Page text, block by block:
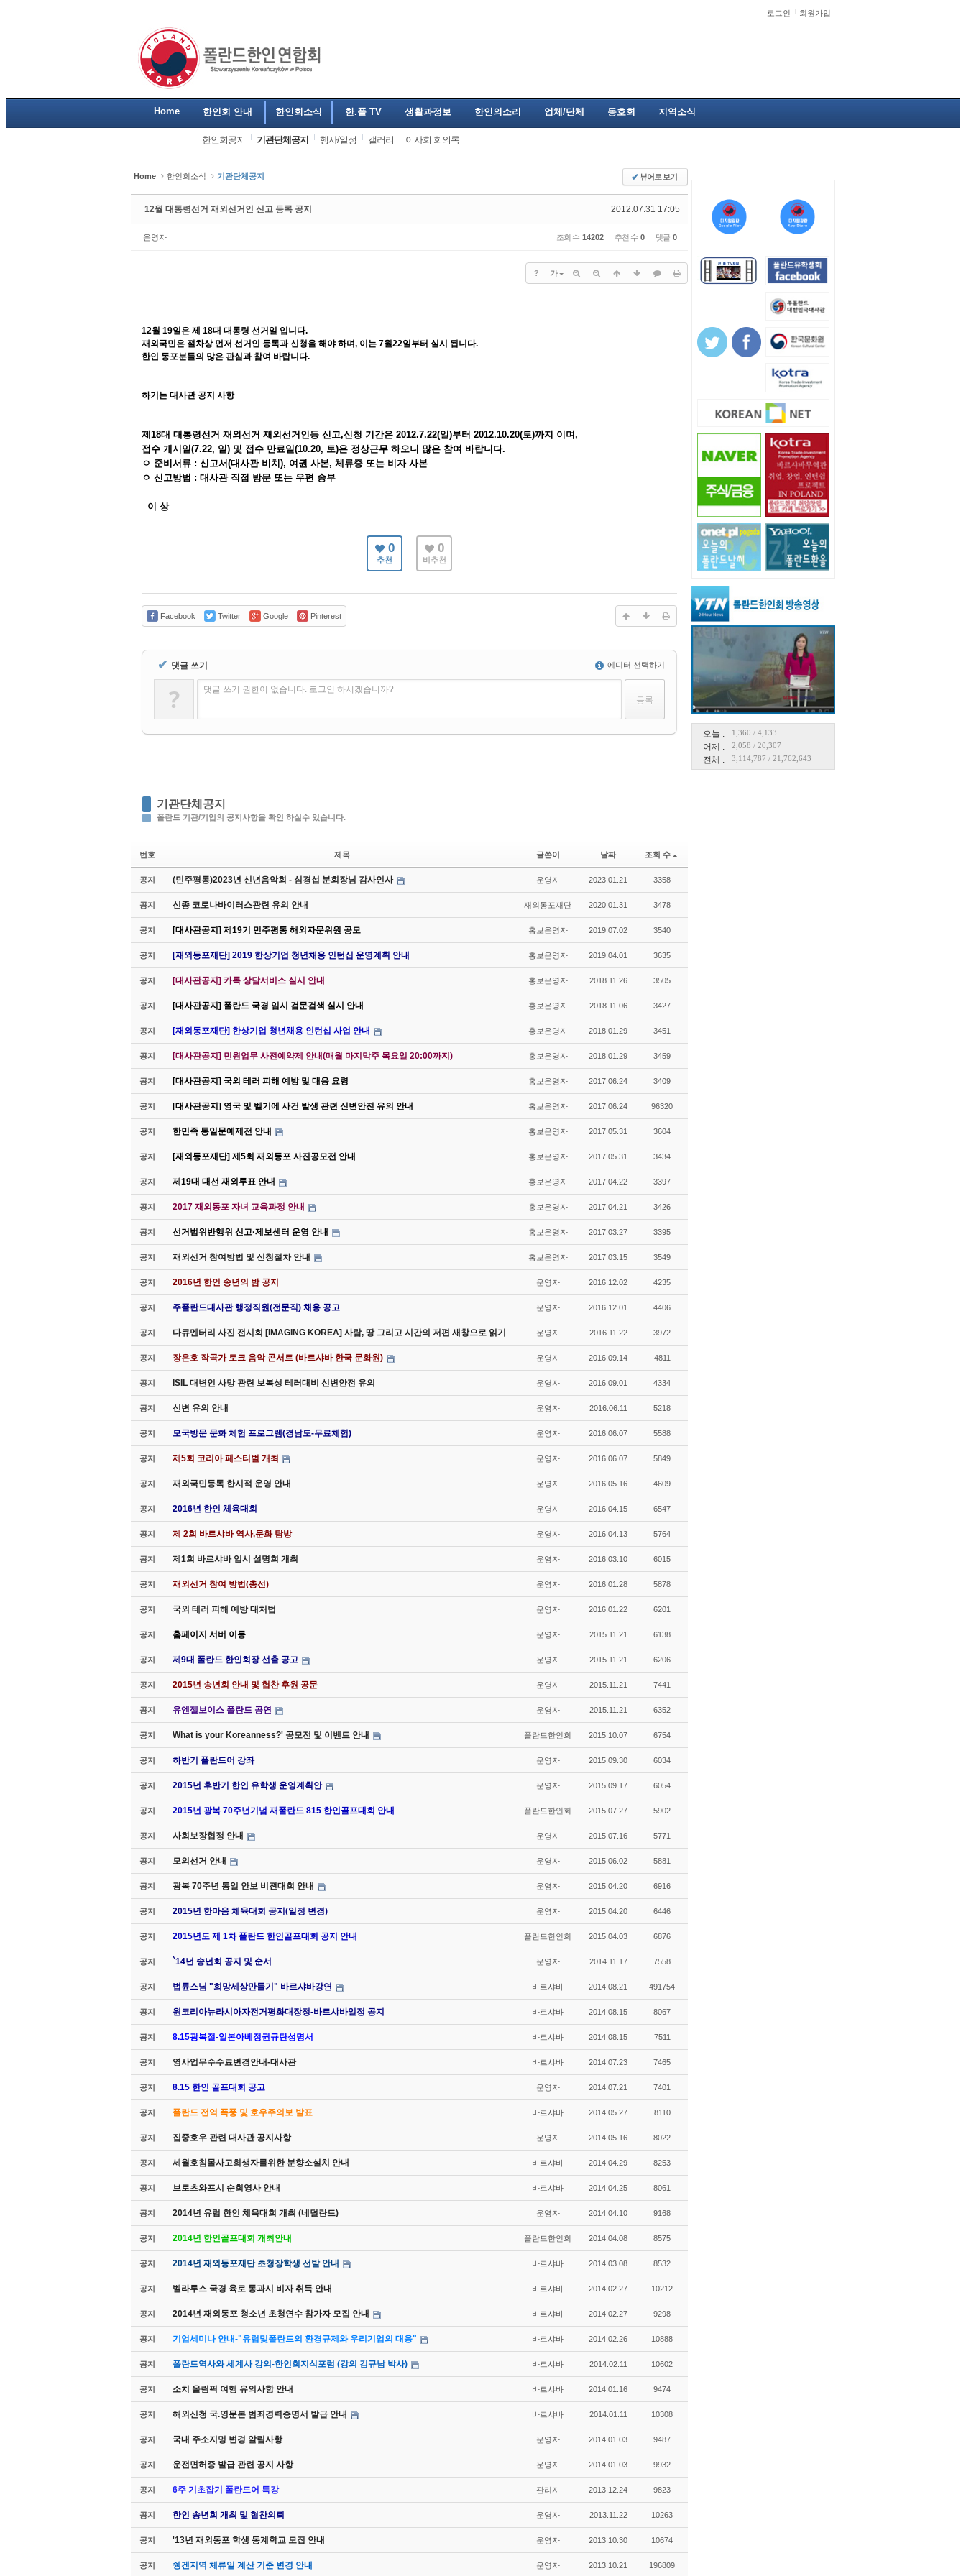
로그인 회원가입
Home 한인회 안내 한인회소식 한.폴 TV 생활과정보 한인의소리 업체/단체 동호회 지역소식
한인회공지 기관단체공지 행사/일정 갤러리 이사회 회의록
오늘 : 1,360 / 4,133
어제 : 2,058 / 20,307
전체 : 3,114,787 / 21,762,643
Home 한인회소식 기관단체공지 ✔뷰어로 보기
2012.07.31 17:05
12월 대통령선거 재외선거인 신고 등록 공지
운영자 조회 수 14202 추천 수 0 댓글 0
? 가
12월 19일은 제 18대 대통령 선거일 입니다.
재외국민은 절차상 먼저 선거인 등록과 신청을 해야 하며, 이는 7월22일부터 실시 됩니다.
한인 동포분들의 많은 관심과 참여 바랍니다.
하기는 대사관 공지 사항
제18대 대통령선거 재외선거 재외선거인등 신고,신청 기간은 2012.7.22(일)부터 2012.10.20(토)까지 이며,
접수 개시일(7.22, 일) 및 접수 만료일(10.20, 토)은 정상근무 하오니 많은 참여 바랍니다.
ㅇ 준비서류 : 신고서(대사관 비치), 여권 사본, 체류증 또는 비자 사본
ㅇ 신고방법 : 대사관 직접 방문 또는 우편 송부
이 상
0
추천
0
비추천
Facebook Twitter Google Pinterest
✔ 댓글 쓰기 에디터 선택하기
? 댓글 쓰기 권한이 없습니다. 로그인 하시겠습니까?
기관단체공지
폴란드 기관/기업의 공지사항을 확인 하실수 있습니다.
번호 제목 글쓴이 날짜 조회 수
공지 (민주평통)2023년 신년음악회 - 심경섭 분회장님 감사인사 운영자 2023.01.21 3358
공지 신종 코로나바이러스관련 유의 안내 재외동포재단 2020.01.31 3478
공지 [대사관공지] 제19기 민주평통 해외자문위원 공모 홍보운영자 2019.07.02 3540
공지 [재외동포재단] 2019 한상기업 청년채용 인턴십 운영계획 안내 홍보운영자 2019.04.01 3635
공지 [대사관공지] 카톡 상담서비스 실시 안내 홍보운영자 2018.11.26 3505
공지 [대사관공지] 폴란드 국경 임시 검문검색 실시 안내 홍보운영자 2018.11.06 3427
공지 [재외동포재단] 한상기업 청년채용 인턴십 사업 안내 홍보운영자 2018.01.29 3451
공지 [대사관공지] 민원업무 사전예약제 안내(매월 마지막주 목요일 20:00까지) 홍보운영자 2018.01.29 3459
공지 [대사관공지] 국외 테러 피해 예방 및 대응 요령 홍보운영자 2017.06.24 3409
공지 [대사관공지] 영국 및 벨기에 사건 발생 관련 신변안전 유의 안내 홍보운영자 2017.06.24 96320
공지 한민족 통일문예제전 안내 홍보운영자 2017.05.31 3604
공지 [재외동포재단] 제5회 재외동포 사진공모전 안내 홍보운영자 2017.05.31 3434
공지 제19대 대선 재외투표 안내 홍보운영자 2017.04.22 3397
공지 2017 재외동포 자녀 교육과정 안내 홍보운영자 2017.04.21 3426
공지 선거법위반행위 신고·제보센터 운영 안내 홍보운영자 2017.03.27 3395
공지 재외선거 참여방법 및 신청절차 안내 홍보운영자 2017.03.15 3549
공지 2016년 한인 송년의 밤 공지 운영자 2016.12.02 4235
공지 주폴란드대사관 행정직원(전문직) 채용 공고 운영자 2016.12.01 4406
공지 다큐멘터리 사진 전시회 [IMAGING KOREA] 사람, 땅 그리고 시간의 저편 새창으로 읽기 운영자 2016.11.22 3972
공지 장은호 작곡가 토크 음악 콘서트 (바르샤바 한국 문화원) 운영자 2016.09.14 4811
공지 ISIL 대변인 사망 관련 보복성 테러대비 신변안전 유의 운영자 2016.09.01 4334
공지 신변 유의 안내 운영자 2016.06.11 5218
공지 모국방문 문화 체험 프로그램(경남도-무료체험) 운영자 2016.06.07 5588
공지 제5회 코리아 페스티벌 개최 운영자 2016.06.07 5849
공지 재외국민등록 한시적 운영 안내 운영자 2016.05.16 4609
공지 2016년 한인 체육대회 운영자 2016.04.15 6547
공지 제 2회 바르샤바 역사,문화 탐방 운영자 2016.04.13 5764
공지 제1회 바르샤바 입시 설명회 개최 운영자 2016.03.10 6015
공지 재외선거 참여 방법(총선) 운영자 2016.01.28 5878
공지 국외 테러 피해 예방 대처법 운영자 2016.01.22 6201
공지 홈페이지 서버 이동 운영자 2015.11.21 6138
공지 제9대 폴란드 한인회장 선출 공고 운영자 2015.11.21 6206
공지 2015년 송년회 안내 및 협찬 후원 공문 운영자 2015.11.21 7441
공지 유엔젤보이스 폴란드 공연 운영자 2015.11.21 6352
공지 What is your Koreanness?' 공모전 및 이벤트 안내 폴란드한인회 2015.10.07 6754
공지 하반기 폴란드어 강좌 운영자 2015.09.30 6034
공지 2015년 후반기 한인 유학생 운영계획안 운영자 2015.09.17 6054
공지 2015년 광복 70주년기념 재폴란드 815 한인골프대회 안내 폴란드한인회 2015.07.27 5902
공지 사회보장협정 안내 운영자 2015.07.16 5771
공지 모의선거 안내 운영자 2015.06.02 5881
공지 광복 70주년 통일 안보 비젼대회 안내 운영자 2015.04.20 6916
공지 2015년 한마음 체육대회 공지(일정 변경) 운영자 2015.04.20 6446
공지 2015년도 제 1차 폴란드 한인골프대회 공지 안내 폴란드한인회 2015.04.03 6876
공지 `14년 송년회 공지 및 순서 운영자 2014.11.17 7558
공지 법륜스님 "희망세상만들기" 바르샤바강연 바르샤바 2014.08.21 491754
공지 원코리아뉴라시아자전거평화대장정-바르샤바일정 공지 바르샤바 2014.08.15 8067
공지 8.15광복절-일본아베정권규탄성명서 바르샤바 2014.08.15 7511
공지 영사업무수수료변경안내-대사관 바르샤바 2014.07.23 7465
공지 8.15 한인 골프대회 공고 운영자 2014.07.21 7401
공지 폴란드 전역 폭풍 및 호우주의보 발표 바르샤바 2014.05.27 8110
공지 집중호우 관련 대사관 공지사항 운영자 2014.05.16 8022
공지 세월호침몰사고희생자를위한 분향소설치 안내 바르샤바 2014.04.29 8253
공지 브로츠와프시 순회영사 안내 바르샤바 2014.04.25 8061
공지 2014년 유럽 한인 체육대회 개최 (네덜란드) 운영자 2014.04.10 9168
공지 2014년 한인골프대회 개최안내 폴란드한인회 2014.04.08 8575
공지 2014년 재외동포재단 초청장학생 선발 안내 바르샤바 2014.03.08 8532
공지 벨라루스 국경 육로 통과시 비자 취득 안내 바르샤바 2014.02.27 10212
공지 2014년 재외동포 청소년 초청연수 참가자 모집 안내 바르샤바 2014.02.27 9298
공지 기업세미나 안내-"유럽및폴란드의 환경규제와 우리기업의 대응" 바르샤바 2014.02.26 10888
공지 폴란드역사와 세계사 강의-한인회지식포럼 (강의 김규남 박사) 바르샤바 2014.02.11 10602
공지 소치 올림픽 여행 유의사항 안내 바르샤바 2014.01.16 9474
공지 해외신청 국.영문본 범죄경력증명서 발급 안내 바르샤바 2014.01.11 10308
공지 국내 주소지명 변경 알림사항 운영자 2014.01.03 9487
공지 운전면허증 발급 관련 공지 사항 운영자 2014.01.03 9932
공지 6주 기초잡기 폴란드어 특강 관리자 2013.12.24 9823
공지 한인 송년회 개최 및 협찬의뢰 운영자 2013.11.22 10263
공지 '13년 재외동포 학생 동계학교 모집 안내 운영자 2013.10.30 10674
공지 쉥겐지역 체류일 계산 기준 변경 안내 운영자 2013.10.21 196809